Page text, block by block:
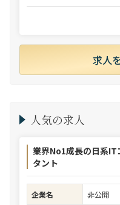
求人
人気の求人
業界No1成長の日系
タント
企業名
非公開